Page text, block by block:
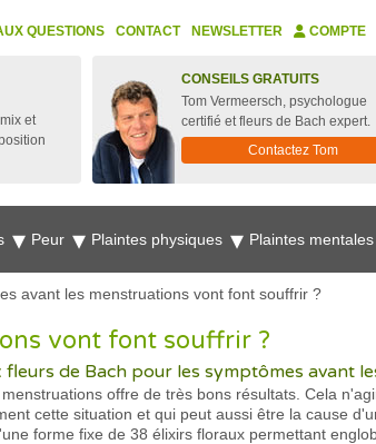
QUESTIONS CONTACT NEWSLETTER COMPTE
et
CONSEILS GRATUITS
Tom Vermeersch, psychologue
certifié et fleurs de Bach expert.
Contactez Tom
Peur Plaintes physiques Plaintes mentales
avant les menstruations vont font souffrir ?
vont font souffrir ?
de Bach pour les symptômes avant
offre de très bons résultats. Cela
cette situation et qui peut aussi être la cause
forme fixe de 38 élixirs floraux permettant